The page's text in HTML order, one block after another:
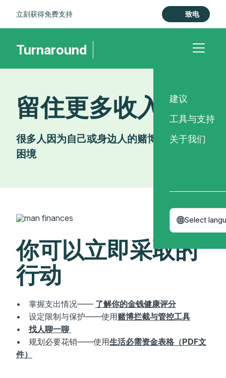
Turnaround
立刻获得免费支持 致电
Toggle
建议
工具与支持
关于我们
Select
留住更多收入
很多人因为自己或身边人的赌博而陷入经济
困境
你可以立即采取的
行动
• 掌握支出情况—— 了解你的金钱健康评分
• 设定限制与保护——使用赌博拦截与管控工具
• 找人聊一聊
• 规划必要花销——使用生活必需资金表格（PDF文
件）